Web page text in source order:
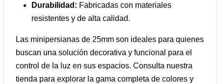
Durabilidad: Fabricadas con materiales
resistentes y de alta calidad.
Las minipersianas de 25mm son ideales para quienes
buscan una solución decorativa y funcional para el
control de la luz en sus espacios. Consulta nuestra
tienda para explorar la gama completa de colores y